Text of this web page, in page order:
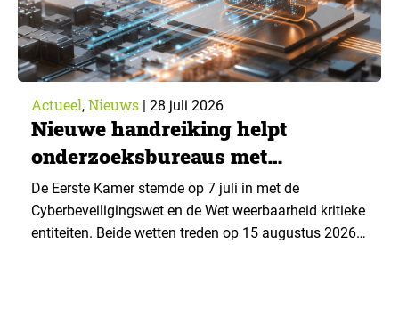
Actueel, Nieuws | 28 juli 2026
Nieuwe handreiking helpt
onderzoeksbureaus met
Cyberbeveiligingswet
De Eerste Kamer stemde op 7 juli in met de
Cyberbeveiligingswet en de Wet weerbaarheid kritieke
entiteiten. Beide wetten treden op 15 augustus 2026